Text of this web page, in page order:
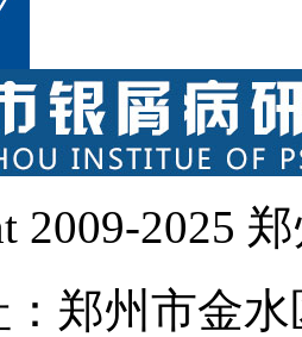
2009-2025
：郑州市金